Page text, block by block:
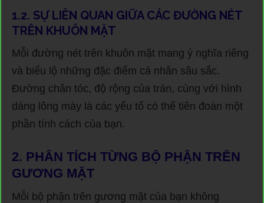
1.2. SỰ LIÊN QUAN GIỮA CÁC ĐƯỜNG NÉT
TRÊN KHUÔN MẶT
Mỗi đường nét trên khuôn mặt mang ý nghĩa riêng
và biểu lộ những đặc điểm cá nhân sâu sắc.
Đường chân tóc, độ rộng của trán, cùng với hình
dáng lông mày là các yếu tố có thể tiên đoán một
phần tính cách của bạn.
2. PHÂN TÍCH TỪNG BỘ PHẬN TRÊN
GƯƠNG MẶT
Mỗi bộ phận trên gương mặt của bạn không